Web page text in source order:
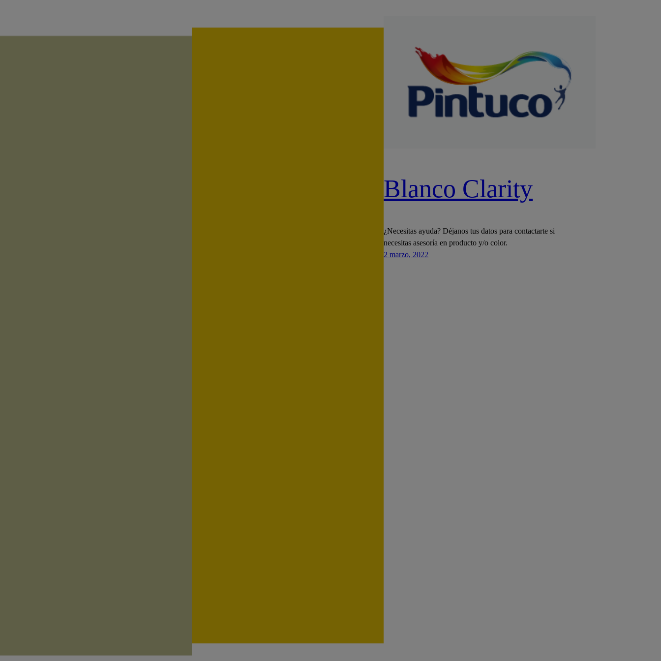
Blanco Clarity
¿Necesitas ayuda? Déjanos tus datos para contactarte si
necesitas asesoría en producto y/o color.
2 marzo, 2022